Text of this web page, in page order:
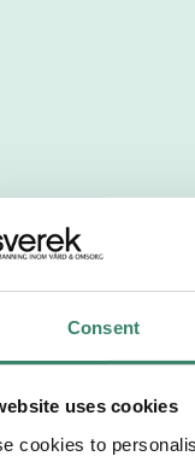
Consent
uses cookies
cookies to
tagits bort
så